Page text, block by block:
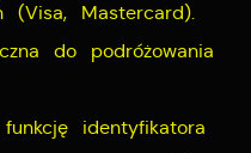
(Visa, Mastercard).
do podróżowania
identyfikatora